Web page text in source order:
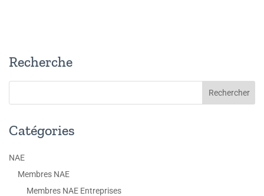
Recherche
Catégories
NAE
Membres NAE
Membres NAE Entreprises